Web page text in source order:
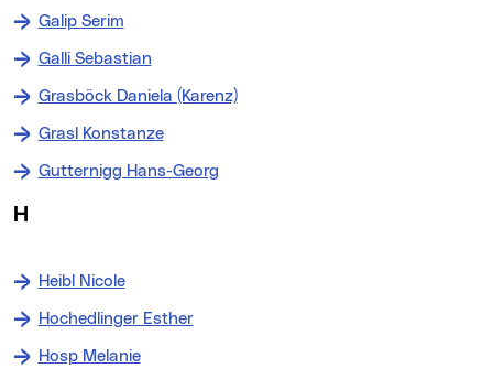
Galip Serim
Galli Sebastian
Grasböck Daniela (Karenz)
Grasl Konstanze
Gutternigg Hans-Georg
H
Heibl Nicole
Hochedlinger Esther
Hosp Melanie